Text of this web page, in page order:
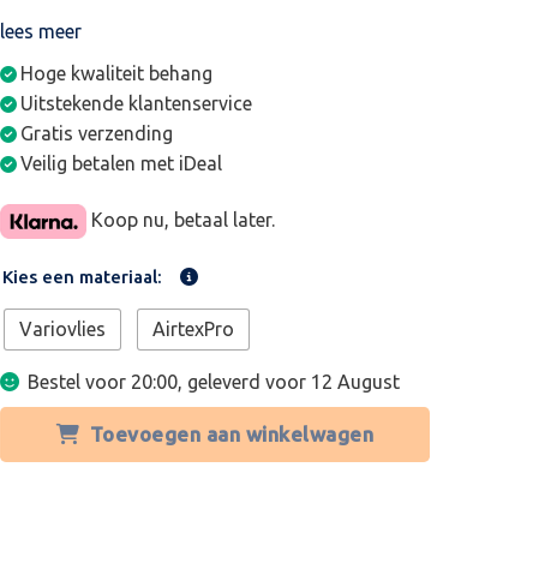
lees meer
Hoge kwaliteit behang
Uitstekende klantenservice
Gratis verzending
Veilig betalen met iDeal
Koop nu, betaal later.
Kies een materiaal:
Variovlies AirtexPro
Bestel voor 20:00, geleverd voor 12 August
Toevoegen aan winkelwagen